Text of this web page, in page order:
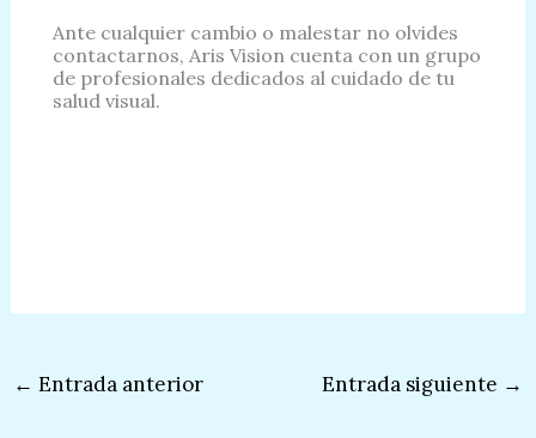
Ante cualquier cambio o malestar no olvides
contactarnos, Aris Vision cuenta con un grupo
de profesionales dedicados al cuidado de tu
salud visual.
← Entrada anterior Entrada siguiente →